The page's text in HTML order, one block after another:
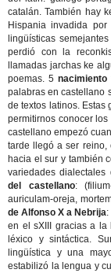
catalán. También hay
Hispania invadida por
lingüísticas
perdió con la
llamadas jarchas ke
poemas. 5
palabras en castellano
de textos latinos. Estas
permitirnos conocer
castellano empezó
tarde llegó a ser reino,
hacia el sur y también
variedades
del castellano:
auriculam-oreja,
de Alfonso X a Nebrija
en el sXIII gracias a la
léxico y sintáctica.
lingüística y una
estabilizó la lengua y